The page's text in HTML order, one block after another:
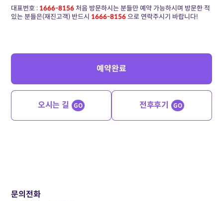
대표번호 : 1666-8156 처음 방문하시는 분들만 예약 가능하시며 방문한 적
있는 분들은(재진고객) 반드시 1666-8156으로 연락주시기 바랍니다!
예약완료
오시는 길 GO 전후후기 GO
문의전화